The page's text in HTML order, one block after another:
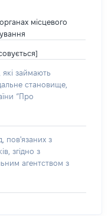
місцевого
займають
становище,
“Про
пов'язаних з
згідно з
агентством з